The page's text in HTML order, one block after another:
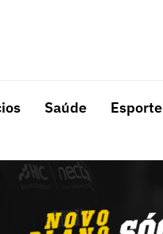
Saúde Esporte